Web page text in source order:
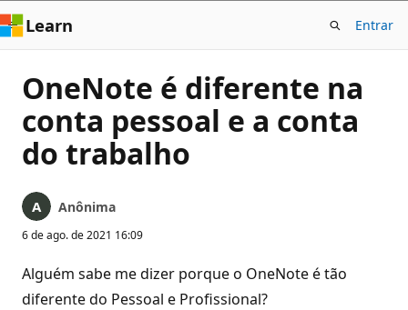
Learn Entrar
OneNote é diferente na
conta pessoal e a conta
do trabalho
Anônima
6 de ago. de 2021 16:09
Alguém sabe me dizer porque o OneNote é tão
diferente do Pessoal e Profissional?